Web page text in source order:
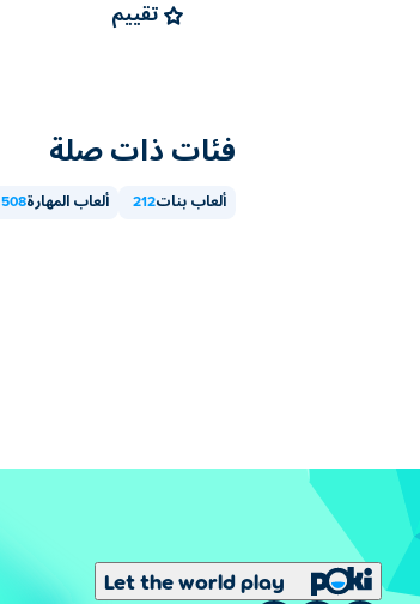
تقييم
فئات ذات صلة
ألعاب بنات212 ألعاب المهارة508
Let the world play